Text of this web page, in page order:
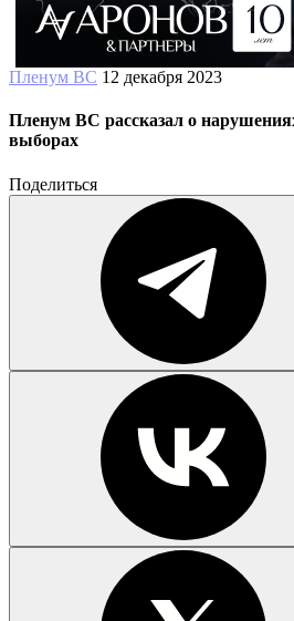
Пленум ВС 12 декабря 2023
Пленум ВС рассказал о
выборах
Поделиться